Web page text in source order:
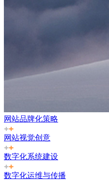
网站品牌化策略
网站视觉创意
数字化系统建设
数字化运维与传播